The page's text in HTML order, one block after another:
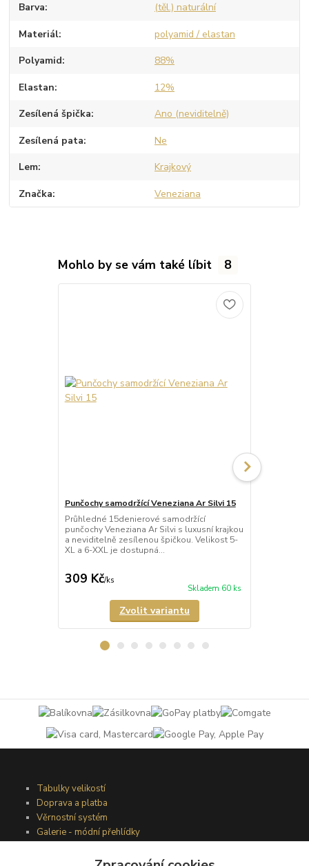
Barva (těl.) naturální
Materiál polyamid / elastan
Polyamid 88%
Elastan 12%
Zesílená špička Ano (neviditelně)
Zesílená pata Ne
Lem Krajkový
Značka Veneziana
Mohlo by se vám také líbit 8
Punčochy samodržící Veneziana Ar Silvi 15
Průhledné 15denierové samodržící
punčochy Veneziana Ar Silvi s luxusní krajkou
a neviditelně zesílenou špičkou. Velikost 5-
XL a 6-XXL je dostupná...
309 Kč/ks
Skladem 60 ks
Zvolit variantu
Tabulky velikostí
Doprava a platba
Věrnostní systém
Galerie - módní přehlídky